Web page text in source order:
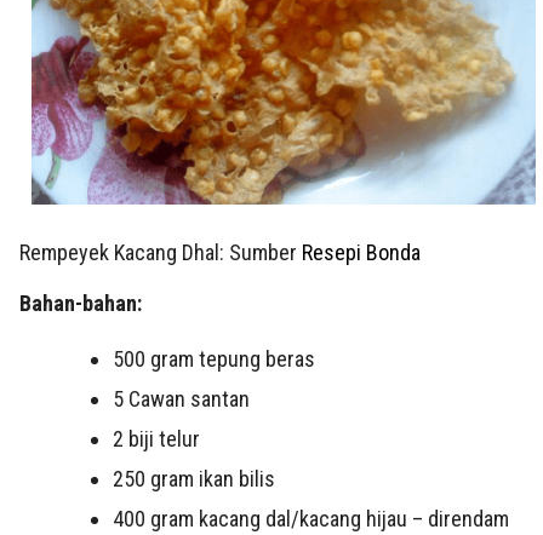
Rempeyek Kacang Dhal: Sumber Resepi Bonda
Bahan-bahan:
500 gram tepung beras
5 Cawan santan
2 biji telur
250 gram ikan bilis
400 gram kacang dal/kacang hijau – direndam